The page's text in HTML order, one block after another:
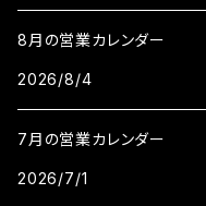
8月の営業カレンダー
2026/8/4
7月の営業カレンダー
2026/7/1